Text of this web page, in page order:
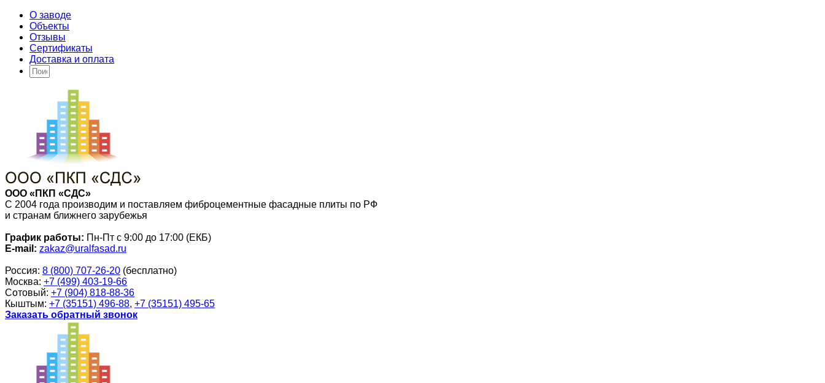
О заводе
Объекты
Отзывы
Сертификаты
Доставка и оплата
ООО «ПКП «СДС»
С 2004 года производим и поставляем фиброцементные фасадные плиты по РФ
и странам ближнего зарубежья
График работы: Пн-Пт с 9:00 до 17:00 (ЕКБ)
E-mail: zakaz@uralfasad.ru
Россия: 8 (800) 707-26-20 (бесплатно)
Москва: +7 (499) 403-19-66
Сотовый: +7 (904) 818-88-36
Кыштым: +7 (35151) 496-88, +7 (35151) 495-65
Заказать обратный звонок